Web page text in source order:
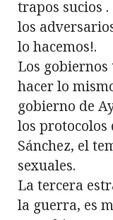
trapos sucios
los
lo hacemos!.
Los
hacer lo
gobierno de
los protocolos
Sánchez, el
sexuales.
La tercera
la guerra, es